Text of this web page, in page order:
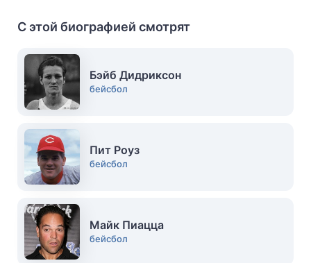
С этой биографией смотрят
Бэйб Дидриксон
бейсбол
Пит Роуз
бейсбол
Майк Пиацца
бейсбол